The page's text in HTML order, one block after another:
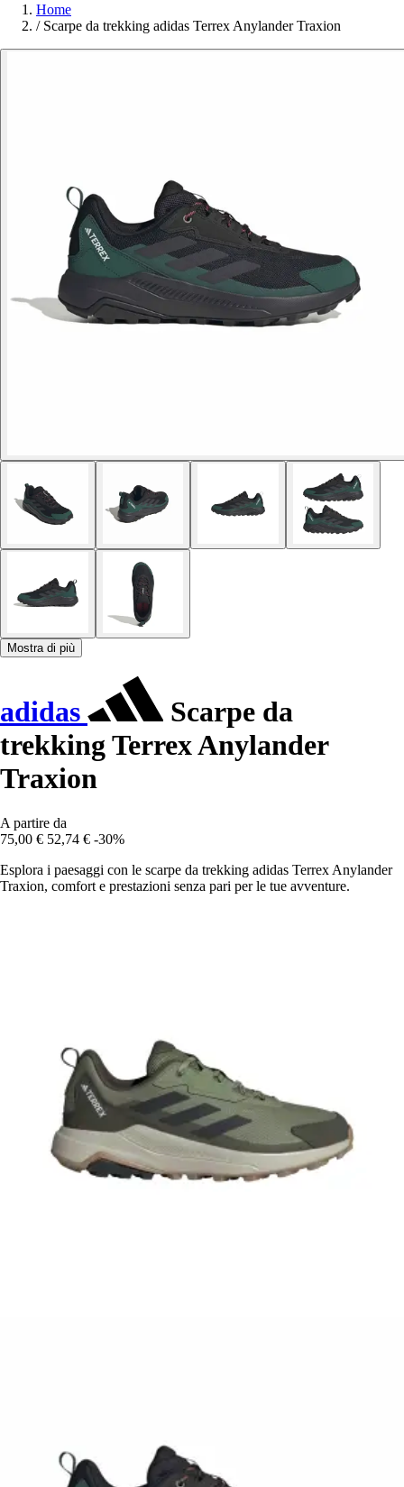
Home
/ Scarpe da trekking adidas Terrex Anylander Traxion
Mostra di più
adidas
Scarpe da
trekking Terrex Anylander
Traxion
A partire da
75,00 € 52,74 € -30%
Esplora i paesaggi con le scarpe da trekking adidas Terrex Anylander
Traxion, comfort e prestazioni senza pari per le tue avventure.